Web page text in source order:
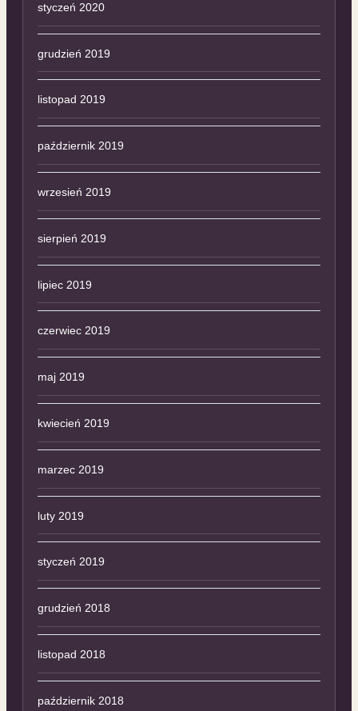
styczeń 2020
grudzień 2019
listopad 2019
październik 2019
wrzesień 2019
sierpień 2019
lipiec 2019
czerwiec 2019
maj 2019
kwiecień 2019
marzec 2019
luty 2019
styczeń 2019
grudzień 2018
listopad 2018
październik 2018